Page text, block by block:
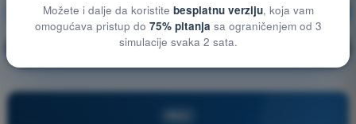
Meteorologija Vežbanje!
PRO Objašnjenje pitanja
Možete i dalje da koristite besplatnu verziju, koja vam
omogućava pristup do 75% pitanja sa ograničenjem od 3
simulacije svaka 2 sata.